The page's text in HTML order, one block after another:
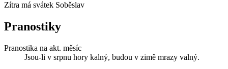
Zítra má svátek Soběslav
Pranostiky
Pranostika na akt. měsíc
Jsou-li v srpnu hory kalný, budou v zimě mrazy valný.